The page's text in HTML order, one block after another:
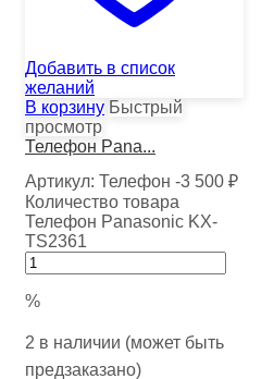
Добавить в список
желаний
В корзину Быстрый
просмотр
Телефон Pana...
Артикул: Телефон -3 500 ₽
Количество товара
Телефон Panasonic KX-
TS2361
%
2 в наличии (может быть
предзаказано)